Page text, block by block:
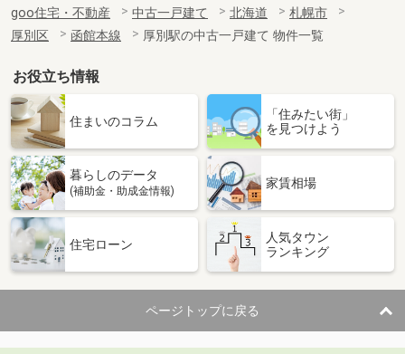
goo住宅・不動産 中古一戸建て 北海道
札幌市
厚別区
函館本線 厚別駅の中古一戸建て 物件一覧
お役立ち情報
住まいのコラム
「住みたい街」
を見つけよう
暮らしのデータ
(補助金・助成金情報)
家賃相場
住宅ローン
人気タウン
ランキング
ページトップに戻る